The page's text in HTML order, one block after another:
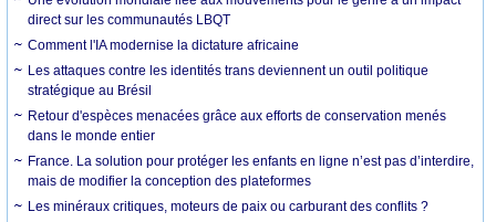
direct sur les communautés LBQT
Comment l'IA modernise la dictature africaine
Les attaques contre les identités trans deviennent un outil politique
stratégique au Brésil
Retour d'espèces menacées grâce aux efforts de conservation menés
dans le monde entier
France. La solution pour protéger les enfants en ligne n’est pas d’interdire,
mais de modifier la conception des plateformes
Les minéraux critiques, moteurs de paix ou carburant des conflits ?